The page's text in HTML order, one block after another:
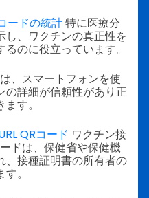
ードの統計特に医療分
し、ワクチンの真正性を
のに役立っています。
、スマートフォンを使
の詳細が信頼性があり正
す。
QRコード ワクチン接
ドは、保健省や保健機
、接種証明書の所有者の
。